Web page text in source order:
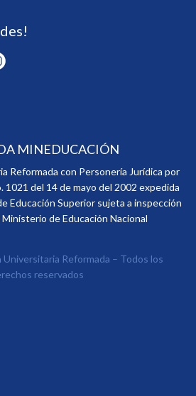
MINEDUCACIÓN
Reformada con Personería Jurídica por
1021 del 14 de mayo del 2002 expedida
Educación Superior sujeta a inspección
de Educación Nacional
Reformada – Todos los
reservados